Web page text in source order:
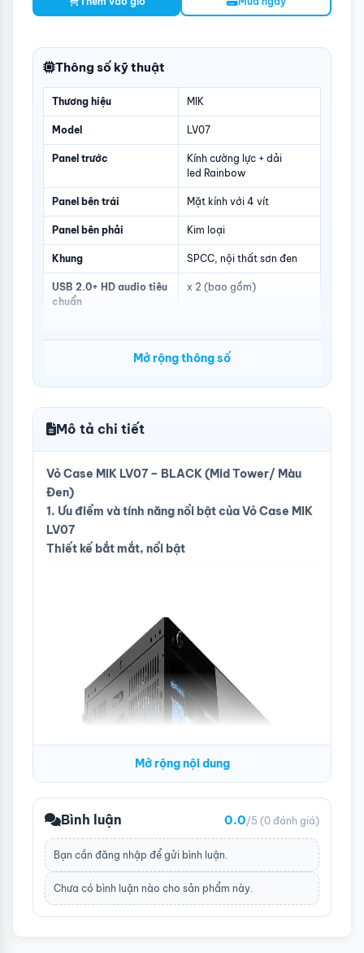
Thông số kỹ thuật
Thương hiệu MIK
Model LV07
Panel trước
Kính cường lực + dải
led Rainbow
Panel bên trái Mặt kính với 4 vít
Panel bên phải Kim loại
Khung SPCC, nội thất sơn đen
USB 2.0+ HD audio tiêu
chuẩn
x 2 (bao gồm)
Bộ lọc bụi bẩn
Trên Bộ lọc bụi nam châm
Các cổng dành riêng
cho quạt
Mặt trước: 3 x 120mm
Mặt sau: 1 x 120mm (tùy
chọn)
Khe cắm mở rộng PCI
L: 440 x W: 280 x H: 427
mm
Mở rộng thông số
Mô tả chi tiết
Vỏ Case MIK LV07 – BLACK (Mid Tower/ Màu
Đen)
1. Ưu điểm và tính năng nổi bật của Vỏ Case MIK
LV07
Thiết kế bắt mắt, nổi bật
Mở rộng nội dung
Bình luận 0.0/5 (0 đánh giá)
Bạn cần đăng nhập để gửi bình luận.
Chưa có bình luận nào cho sản phẩm này.